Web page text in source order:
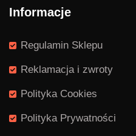
Informacje
Regulamin Sklepu
Reklamacja i zwroty
Polityka Cookies
Polityka Prywatności